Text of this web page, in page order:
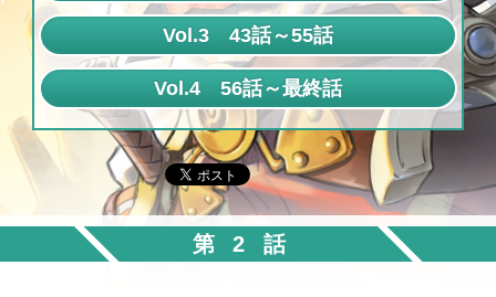
第2話
第3話
第4話
第5話
第6話
第7話
第8話
第23話
第24話
第25話
第26話
第27話
第28話
第29話
Vol.3 43話～55話
第43話
第44話
第45話
第46話
第47話
Vol.4 56話～最終話
第56話
第57話
第58話
第59話
第2話